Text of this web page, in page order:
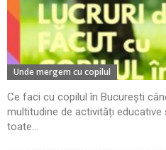
Unde mergem cu copilul
Ce faci cu copilul în București
multitudine de activități
toate...